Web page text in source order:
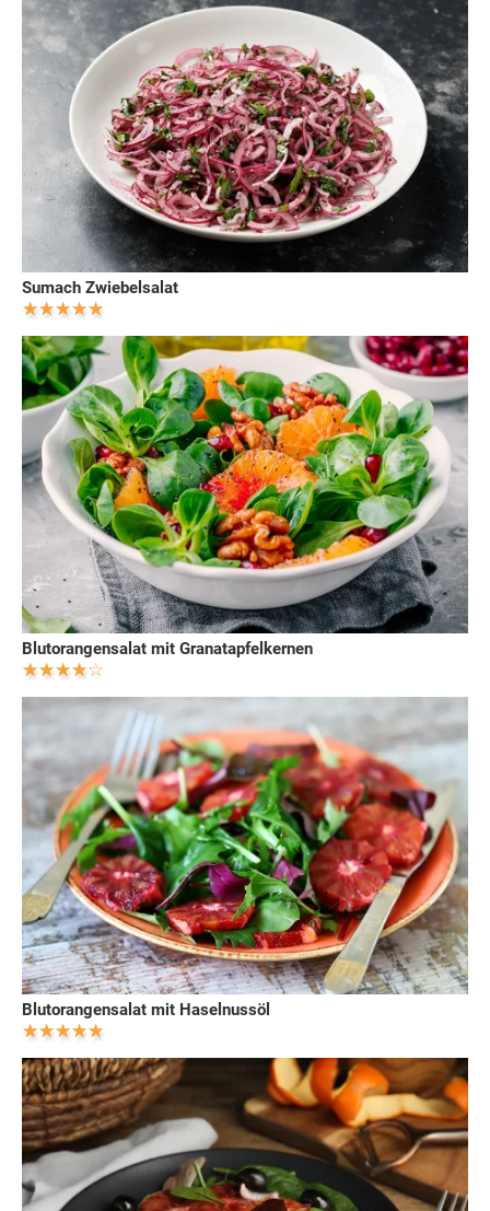
Sumach Zwiebelsalat
Blutorangensalat mit Granatapfelkernen
Blutorangensalat mit Haselnussöl